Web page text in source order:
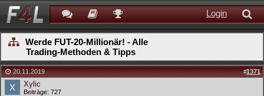
Login
Werde FUT-20-Millionär! - Alle
Trading-Methoden & Tipps
20.11.2019 #1371
Xylic
Beiträge: 727